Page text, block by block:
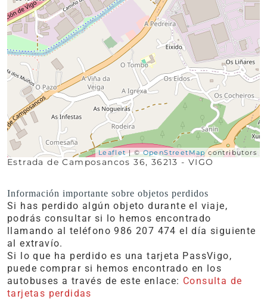
Leaflet| ©OpenStreetMapcontributors
Estrada de Camposancos 36, 36213 - VIGO
Información importante sobre objetos perdidos
Si has perdido algún objeto durante el viaje,
podrás consultar si lo hemos encontrado
llamando al teléfono 986 207 474 el día siguiente
al extravío.
Si lo que ha perdido es una tarjeta PassVigo,
puede comprar si hemos encontrado en los
autobuses a través de este enlace: Consulta de
tarjetas perdidas